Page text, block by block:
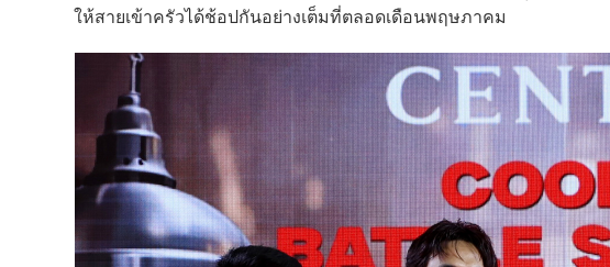
ให้สายเข้าครัวได้ช้อปกันอย่างเต็มที่ตลอดเดือนพฤษภาคม